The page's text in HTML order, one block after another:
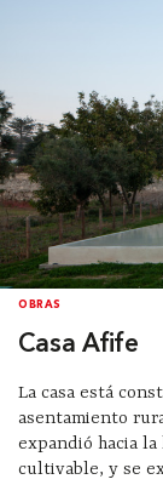
OBRAS
Casa Afife
La casa está
asentamiento
expandió hacia
cultivable, y se